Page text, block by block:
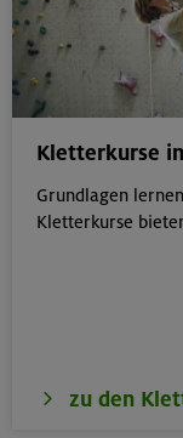
Kletterkurse
Grundlagen
Kletterkurse
zu den